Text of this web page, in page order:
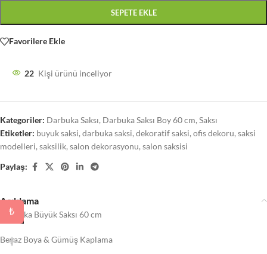
SEPETE EKLE
Favorilere Ekle
22 Kişi ürünü inceliyor
Kategoriler: Darbuka Saksı, Darbuka Saksı Boy 60 cm, Saksı
Etiketler: buyuk saksi, darbuka saksi, dekoratif saksi, ofis dekoru, saksi
modelleri, saksilik, salon dekorasyonu, salon saksisi
Paylaş:
Açıklama
Darbuka Büyük Saksı 60 cm
Beyaz Boya & Gümüş Kaplama
₺